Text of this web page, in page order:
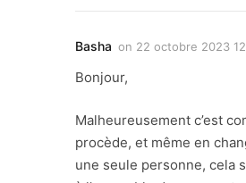
Basha on 22 octobre 2023
Bonjour,
Malheureusement c’est
procède, et même en
une seule personne, cela